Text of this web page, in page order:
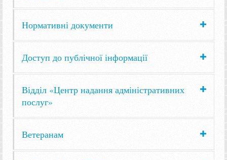
Нормативні документи
Доступ до публічної інформації
Відділ «Центр надання адміністративних
послуг»
Ветеранам